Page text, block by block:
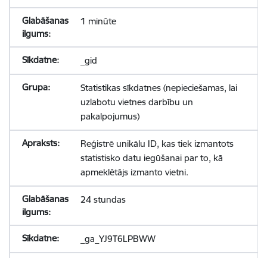
1 minūte
_gid
Statistikas sīkdatnes (nepieciešamas, lai
uzlabotu vietnes darbību un
pakalpojumus)
Reģistrē unikālu ID, kas tiek izmantots
statistisko datu iegūšanai par to, kā
apmeklētājs izmanto vietni.
24 stundas
_ga_YJ9T6LPBWW